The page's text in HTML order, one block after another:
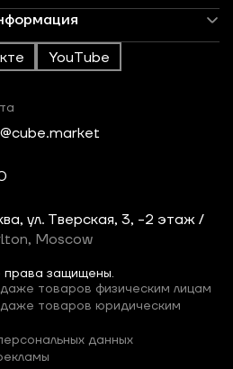
YouTube
защищены.
ул. Тверская, 3, -2 этаж /
Moscow
товаров физическим лицам
товаров юридическим
данных